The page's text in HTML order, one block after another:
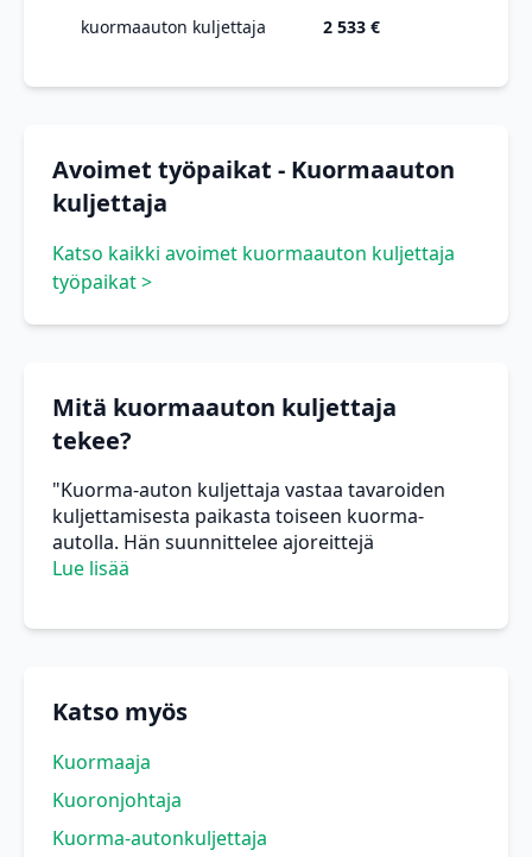
kuormaauton kuljettaja 2 533 €
Avoimet työpaikat - Kuormaauton
kuljettaja
Katso kaikki avoimet kuormaauton kuljettaja
työpaikat >
Mitä kuormaauton kuljettaja
tekee?
"Kuorma-auton kuljettaja vastaa tavaroiden
kuljettamisesta paikasta toiseen kuorma-
autolla. Hän suunnittelee ajoreittejä
Lue lisää
Katso myös
Kuormaaja
Kuoronjohtaja
Kuorma-autonkuljettaja